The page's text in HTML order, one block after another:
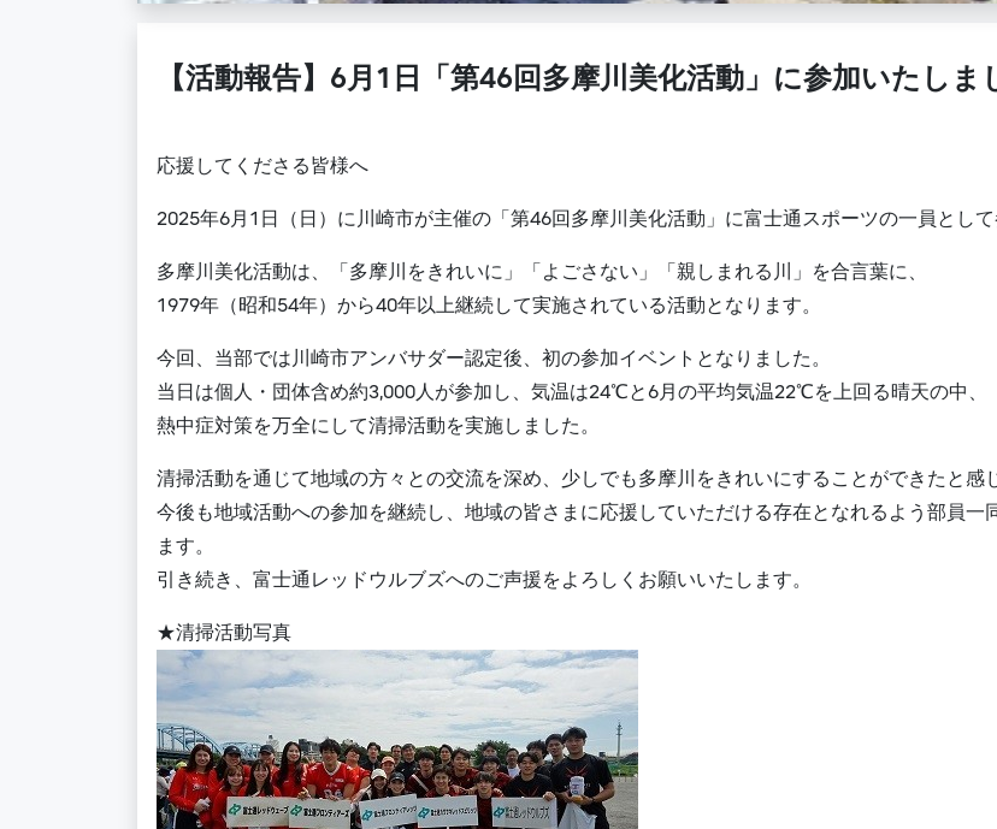
【活動報告】6月1日「第46回多摩川美化活動」に参加いたしま
応援してくださる皆様へ
2025年6月1日（日）に川崎市が主催の「第46回多摩川美化活動」に富士通スポーツの一員として
多摩川美化活動は、「多摩川をきれいに」「よごさない」「親しまれる川」を合言葉に、
1979年（昭和54年）から40年以上継続して実施されている活動となります。
今回、当部では川崎市アンバサダー認定後、初の参加イベントとなりました。
当日は個人・団体含め約3,000人が参加し、気温は24℃と6月の平均気温22℃を上回る晴天の中、
熱中症対策を万全にして清掃活動を実施しました。
清掃活動を通じて地域の方々との交流を深め、少しでも多摩川をきれいにすることができたと感
今後も地域活動への参加を継続し、地域の皆さまに応援していただける存在となれるよう部員一
ます。
引き続き、富士通レッドウルブズへのご声援をよろしくお願いいたします。
★清掃活動写真